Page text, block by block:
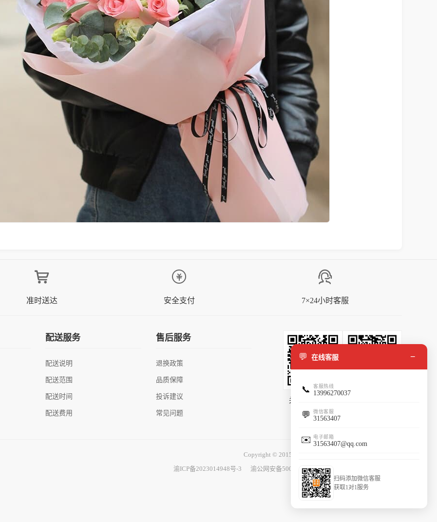
准时送达 安全支付 7×24小时客服
配送服务
配送说明
配送范围
配送时间
配送费用
售后服务
退换政策
品质保障
投诉建议
常见问题
关注微信公众号
Copyright © 2015-2025
渝ICP备2023014948号-3
渝公网安备50010702501401号
💬 在线客服 −
📞 客服热线
13996270037
💬 微信客服
31563407
✉️ 电子邮箱
31563407@qq.com
扫码添加微信客服
获取1对1服务